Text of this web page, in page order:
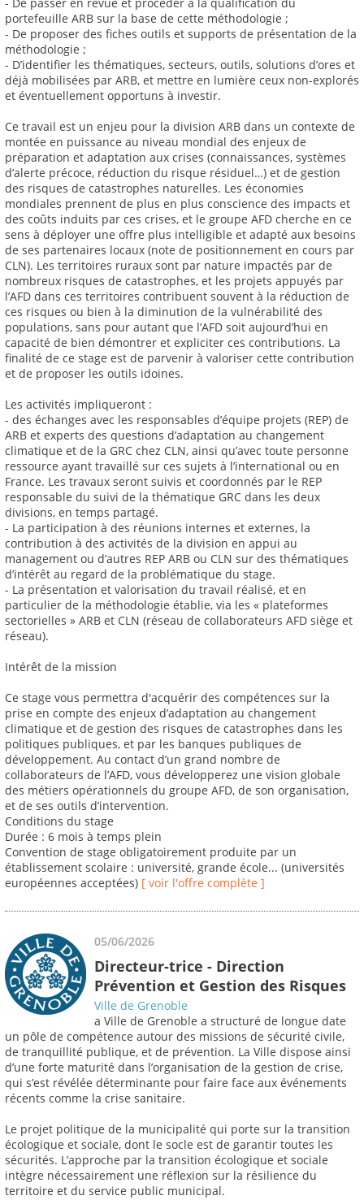
portefeuille ARB sur la base de cette méthodologie ;
- De proposer des fiches outils et supports de présentation de la
méthodologie ;
- D’identifier les thématiques, secteurs, outils, solutions d’ores et
déjà mobilisées par ARB, et mettre en lumière ceux non-explorés
et éventuellement opportuns à investir.
Ce travail est un enjeu pour la division ARB dans un contexte de
montée en puissance au niveau mondial des enjeux de
préparation et adaptation aux crises (connaissances, systèmes
d’alerte précoce, réduction du risque résiduel…) et de gestion
des risques de catastrophes naturelles. Les économies
mondiales prennent de plus en plus conscience des impacts et
des coûts induits par ces crises, et le groupe AFD cherche en ce
sens à déployer une offre plus intelligible et adapté aux besoins
de ses partenaires locaux (note de positionnement en cours par
CLN). Les territoires ruraux sont par nature impactés par de
nombreux risques de catastrophes, et les projets appuyés par
l’AFD dans ces territoires contribuent souvent à la réduction de
ces risques ou bien à la diminution de la vulnérabilité des
populations, sans pour autant que l’AFD soit aujourd’hui en
capacité de bien démontrer et expliciter ces contributions. La
finalité de ce stage est de parvenir à valoriser cette contribution
et de proposer les outils idoines.
Les activités impliqueront :
- des échanges avec les responsables d’équipe projets (REP) de
ARB et experts des questions d’adaptation au changement
climatique et de la GRC chez CLN, ainsi qu’avec toute personne
ressource ayant travaillé sur ces sujets à l’international ou en
France. Les travaux seront suivis et coordonnés par le REP
responsable du suivi de la thématique GRC dans les deux
divisions, en temps partagé.
- La participation à des réunions internes et externes, la
contribution à des activités de la division en appui au
management ou d’autres REP ARB ou CLN sur des thématiques
d’intérêt au regard de la problématique du stage.
- La présentation et valorisation du travail réalisé, et en
particulier de la méthodologie établie, via les « plateformes
sectorielles » ARB et CLN (réseau de collaborateurs AFD siège et
réseau).
Intérêt de la mission
Ce stage vous permettra d'acquérir des compétences sur la
prise en compte des enjeux d’adaptation au changement
climatique et de gestion des risques de catastrophes dans les
politiques publiques, et par les banques publiques de
développement. Au contact d’un grand nombre de
collaborateurs de l’AFD, vous développerez une vision globale
des métiers opérationnels du groupe AFD, de son organisation,
et de ses outils d’intervention.
Conditions du stage
Durée : 6 mois à temps plein
Convention de stage obligatoirement produite par un
établissement scolaire : université, grande école... (universités
européennes acceptées) [ voir l'offre complète ]
05/06/2026
Directeur-trice - Direction
Prévention et Gestion des Risques
Ville de Grenoble
a Ville de Grenoble a structuré de longue date
un pôle de compétence autour des missions de sécurité civile,
de tranquillité publique, et de prévention. La Ville dispose ainsi
d’une forte maturité dans l’organisation de la gestion de crise,
qui s’est révélée déterminante pour faire face aux événements
récents comme la crise sanitaire.
Le projet politique de la municipalité qui porte sur la transition
écologique et sociale, dont le socle est de garantir toutes les
sécurités. L’approche par la transition écologique et sociale
intègre nécessairement une réflexion sur la résilience du
territoire et du service public municipal.